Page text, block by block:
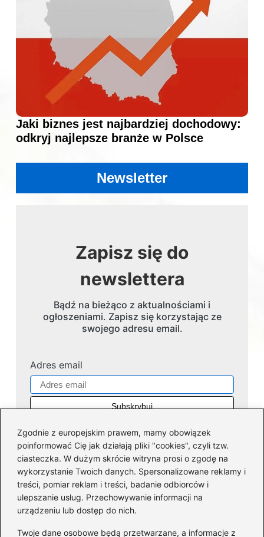
Zgodnie z europejskim prawem, mamy obowiązek
poinformować Cię jak działają pliki "cookies", czyli tzw.
ciasteczka. W dużym skrócie witryna prosi o zgodę na
wykorzystanie Twoich danych. Spersonalizowane reklamy i
treści, pomiar reklam i treści, badanie odbiorców i
ulepszanie usług. Przechowywanie informacji na
urządzeniu lub dostęp do nich.
Twoje dane osobowe będą przetwarzane, a informacje z
Jaki biznes jest najbardziej dochodowy:
odkryj najlepsze branże w Polsce
Newsletter
Zapisz się do
newslettera
Bądź na bieżąco z aktualnościami i
ogłoszeniami. Zapisz się korzystając ze
swojego adresu email.
Adres email
Kategorie
Dofinansowania(35)
Firmy (45)